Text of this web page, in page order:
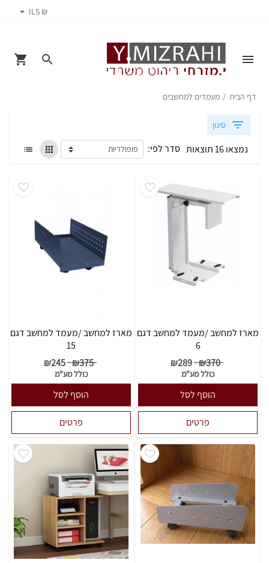
₪ ILS
דף הבית מעמדים למחשבים
סינון
נמצאו 16 תוצאות סדר לפי:
מארז למחשב /מעמד למחשב דגם
6
₪370
₪289
כולל מע"מ
הוסף לסל
פרטים
מארז למחשב /מעמד למחשב דגם
15
₪375
₪245
כולל מע"מ
הוסף לסל
פרטים